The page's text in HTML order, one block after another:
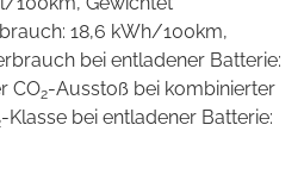
18,6 kWh/100km,
bei entladener Batterie:
CO2-Ausstoß bei kombinierter
-Klasse bei entladener Batterie: